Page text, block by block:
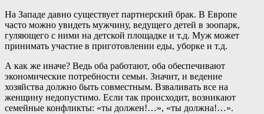
На Западе давно существует партнерский брак. В Европе
часто можно увидеть мужчину, ведущего детей в зоопарк,
гуляющего с ними на детской площадке и т.д. Муж может
принимать участие в приготовлении еды, уборке и т.д.
А как же иначе? Ведь оба работают, оба обеспечивают
экономические потребности семьи. Значит, и ведение
хозяйства должно быть совместным. Взваливать все на
женщину недопустимо. Если так происходит, возникают
семейные конфликты: «ты должен!…», «ты должна!…».